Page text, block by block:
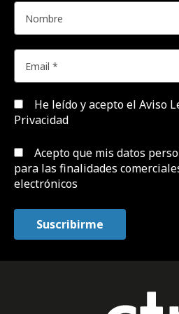
He leído y acepto el Aviso
Privacidad
Acepto que mis datos
para las finalidades
electrónicos